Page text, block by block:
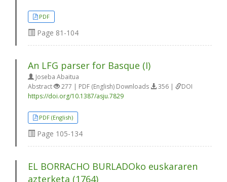
PDF
Page 81-104
An LFG parser for Basque (I)
Joseba Abaitua
Abstract
277 | PDF (English) Downloads 356 |
DOI
https://doi.org/10.1387/asju.7829
PDF (English)
Page 105-134
EL BORRACHO BURLADOko euskararen
azterketa (1764)